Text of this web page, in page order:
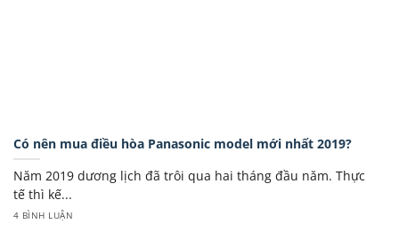
Có nên mua điều hòa Panasonic model mới nhất 2019?
Năm 2019 dương lịch đã trôi qua hai tháng đầu năm. Thực
tế thì kế...
4 BÌNH LUẬN